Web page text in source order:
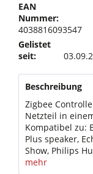
EAN
Nummer:
4038816093547
Gelistet
seit:
Beschreibung
Zigbee
Netzteil in
Kompatibel zu:
Plus speaker,
Show, Philips
mehr